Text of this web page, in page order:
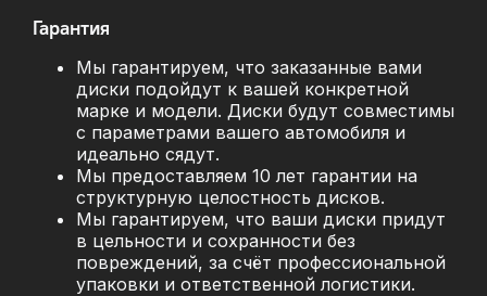
Гарантия
Мы гарантируем, что заказанные вами
диски подойдут к вашей конкретной
марке и модели. Диски будут совместимы
с параметрами вашего автомобиля и
идеально сядут.
Мы предоставляем 10 лет гарантии на
структурную целостность дисков.
Мы гарантируем, что ваши диски придут
в цельности и сохранности без
повреждений, за счёт профессиональной
упаковки и ответственной логистики.